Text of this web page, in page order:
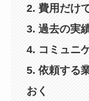
2. 費用だけ
3. 過去の実
4. コミュニ
5. 依頼する
おく